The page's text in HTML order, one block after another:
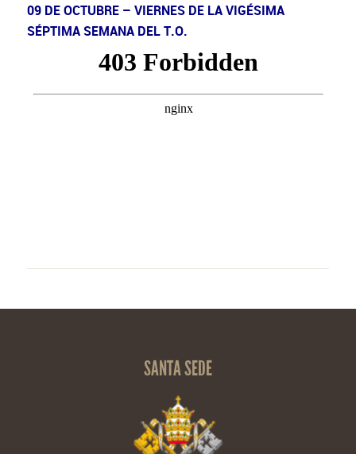
09 DE OCTUBRE – VIERNES DE LA VIGÉSIMA
SÉPTIMA SEMANA DEL T.O.
SANTA SEDE